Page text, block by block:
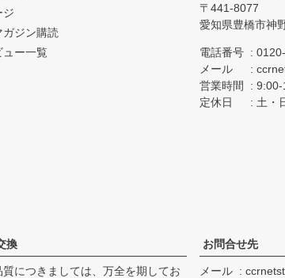
ジ
ガジン購読
ュー一覧
441-8077
愛知県豊橋市神
電話番号
メール
営業時間
9:00-
定休日
土・
換
質につきましては、万全を期してお
お問合せ先
メール